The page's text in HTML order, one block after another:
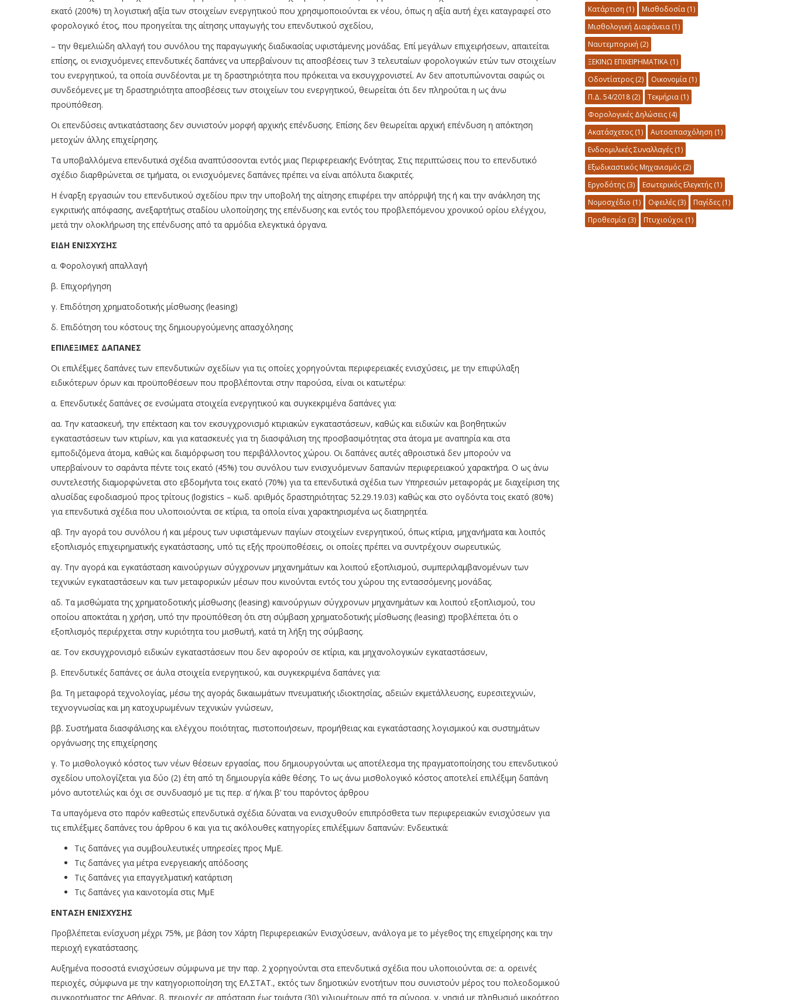
εκατό (200%) τη λογιστική αξία των στοιχείων ενεργητικού που χρησιμοποιούνται εκ νέου, όπως η αξία αυτή έχει καταγραφεί στο
φορολογικό έτος, που προηγείται της αίτησης υπαγωγής του επενδυτικού σχεδίου,
– την θεμελιώδη αλλαγή του συνόλου της παραγωγικής διαδικασίας υφιστάμενης μονάδας. Επί μεγάλων επιχειρήσεων, απαιτείται
επίσης, οι ενισχυόμενες επενδυτικές δαπάνες να υπερβαίνουν τις αποσβέσεις των 3 τελευταίων φορολογικών ετών των στοιχείων
του ενεργητικού, τα οποία συνδέονται με τη δραστηριότητα που πρόκειται να εκσυγχρονιστεί. Αν δεν αποτυπώνονται σαφώς οι
συνδεόμενες με τη δραστηριότητα αποσβέσεις των στοιχείων του ενεργητικού, θεωρείται ότι δεν πληρούται η ως άνω
προϋπόθεση.
Οι επενδύσεις αντικατάστασης δεν συνιστούν μορφή αρχικής επένδυσης. Επίσης δεν θεωρείται αρχική επένδυση η απόκτηση
μετοχών άλλης επιχείρησης.
Τα υποβαλλόμενα επενδυτικά σχέδια αναπτύσσονται εντός μιας Περιφερειακής Ενότητας. Στις περιπτώσεις που το επενδυτικό
σχέδιο διαρθρώνεται σε τμήματα, οι ενισχυόμενες δαπάνες πρέπει να είναι απόλυτα διακριτές.
Η έναρξη εργασιών του επενδυτικού σχεδίου πριν την υποβολή της αίτησης επιφέρει την απόρριψή της ή και την ανάκληση της
εγκριτικής απόφασης, ανεξαρτήτως σταδίου υλοποίησης της επένδυσης και εντός του προβλεπόμενου χρονικού ορίου ελέγχου,
μετά την ολοκλήρωση της επένδυσης από τα αρμόδια ελεγκτικά όργανα.
ΕΙΔΗ ΕΝΙΣΧΥΣΗΣ
α. Φορολογική απαλλαγή
β. Επιχορήγηση
γ. Επιδότηση χρηματοδοτικής μίσθωσης (leasing)
δ. Επιδότηση του κόστους της δημιουργούμενης απασχόλησης
ΕΠΙΛΕΞΙΜΕΣ ΔΑΠΑΝΕΣ
Οι επιλέξιμες δαπάνες των επενδυτικών σχεδίων για τις οποίες χορηγούνται περιφερειακές ενισχύσεις, με την επιφύλαξη
ειδικότερων όρων και προϋποθέσεων που προβλέπονται στην παρούσα, είναι οι κατωτέρω:
α. Επενδυτικές δαπάνες σε ενσώματα στοιχεία ενεργητικού και συγκεκριμένα δαπάνες για:
αα. Την κατασκευή, την επέκταση και τον εκσυγχρονισμό κτιριακών εγκαταστάσεων, καθώς και ειδικών και βοηθητικών
εγκαταστάσεων των κτιρίων, και για κατασκευές για τη διασφάλιση της προσβασιμότητας στα άτομα με αναπηρία και στα
εμποδιζόμενα άτομα, καθώς και διαμόρφωση του περιβάλλοντος χώρου. Οι δαπάνες αυτές αθροιστικά δεν μπορούν να
υπερβαίνουν το σαράντα πέντε τοις εκατό (45%) του συνόλου των ενισχυόμενων δαπανών περιφερειακού χαρακτήρα. Ο ως άνω
συντελεστής διαμορφώνεται στο εβδομήντα τοις εκατό (70%) για τα επενδυτικά σχέδια των Υπηρεσιών μεταφοράς με διαχείριση της
αλυσίδας εφοδιασμού προς τρίτους (logistics – κωδ. αριθμός δραστηριότητας: 52.29.19.03) καθώς και στο ογδόντα τοις εκατό (80%)
για επενδυτικά σχέδια που υλοποιούνται σε κτίρια, τα οποία είναι χαρακτηρισμένα ως διατηρητέα.
αβ. Την αγορά του συνόλου ή και μέρους των υφιστάμενων παγίων στοιχείων ενεργητικού, όπως κτίρια, μηχανήματα και λοιπός
εξοπλισμός επιχειρηματικής εγκατάστασης, υπό τις εξής προϋποθέσεις, οι οποίες πρέπει να συντρέχουν σωρευτικώς.
αγ. Την αγορά και εγκατάσταση καινούργιων σύγχρονων μηχανημάτων και λοιπού εξοπλισμού, συμπεριλαμβανομένων των
τεχνικών εγκαταστάσεων και των μεταφορικών μέσων που κινούνται εντός του χώρου της εντασσόμενης μονάδας.
αδ. Τα μισθώματα της χρηματοδοτικής μίσθωσης (leasing) καινούργιων σύγχρονων μηχανημάτων και λοιπού εξοπλισμού, του
οποίου αποκτάται η χρήση, υπό την προϋπόθεση ότι στη σύμβαση χρηματοδοτικής μίσθωσης (leasing) προβλέπεται ότι ο
εξοπλισμός περιέρχεται στην κυριότητα του μισθωτή, κατά τη λήξη της σύμβασης.
αε. Τον εκσυγχρονισμό ειδικών εγκαταστάσεων που δεν αφορούν σε κτίρια, και μηχανολογικών εγκαταστάσεων,
β. Επενδυτικές δαπάνες σε άυλα στοιχεία ενεργητικού, και συγκεκριμένα δαπάνες για:
βα. Τη μεταφορά τεχνολογίας, μέσω της αγοράς δικαιωμάτων πνευματικής ιδιοκτησίας, αδειών εκμετάλλευσης, ευρεσιτεχνιών,
τεχνογνωσίας και μη κατοχυρωμένων τεχνικών γνώσεων,
ββ. Συστήματα διασφάλισης και ελέγχου ποιότητας, πιστοποιήσεων, προμήθειας και εγκατάστασης λογισμικού και συστημάτων
οργάνωσης της επιχείρησης
γ. Το μισθολογικό κόστος των νέων θέσεων εργασίας, που δημιουργούνται ως αποτέλεσμα της πραγματοποίησης του επενδυτικού
σχεδίου υπολογίζεται για δύο (2) έτη από τη δημιουργία κάθε θέσης. Το ως άνω μισθολογικό κόστος αποτελεί επιλέξιμη δαπάνη
μόνο αυτοτελώς και όχι σε συνδυασμό με τις περ. α’ ή/και β’ του παρόντος άρθρου
Τα υπαγόμενα στο παρόν καθεστώς επενδυτικά σχέδια δύναται να ενισχυθούν επιπρόσθετα των περιφερειακών ενισχύσεων για
τις επιλέξιμες δαπάνες του άρθρου 6 και για τις ακόλουθες κατηγορίες επιλέξιμων δαπανών: Ενδεικτικά:
Τις δαπάνες για συμβουλευτικές υπηρεσίες προς ΜμΕ.
Τις δαπάνες για μέτρα ενεργειακής απόδοσης
Τις δαπάνες για επαγγελματική κατάρτιση
Τις δαπάνες για καινοτομία στις ΜμΕ
ΕΝΤΑΣΗ ΕΝΙΣΧΥΣΗΣ
Προβλέπεται ενίσχυση μέχρι 75%, με βάση τον Χάρτη Περιφερειακών Ενισχύσεων, ανάλογα με το μέγεθος της επιχείρησης και την
περιοχή εγκατάστασης.
Αυξημένα ποσοστά ενισχύσεων σύμφωνα με την παρ. 2 χορηγούνται στα επενδυτικά σχέδια που υλοποιούνται σε: α. ορεινές
περιοχές, σύμφωνα με την κατηγοριοποίηση της ΕΛ.ΣΤΑΤ., εκτός των δημοτικών ενοτήτων που συνιστούν μέρος του πολεοδομικού
συγκροτήματος της Αθήνας, β. περιοχές σε απόσταση έως τριάντα (30) χιλιομέτρων από τα σύνορα, γ. νησιά με πληθυσμό μικρότερο
Κατάρτιση (1) Μισθοδοσία (1)
Μισθολογική Διαφάνεια (1)
Ναυτεμπορική (2)
ΞΕΚΙΝΩ ΕΠΙΧΕΙΡΗΜΑΤΙΚΑ (1)
Οδοντίατρος (2) Οικονομία (1)
Π.Δ. 54/2018 (2) Τεκμήρια (1)
Φορολογικές Δηλώσεις (4)
Ακατάσχετος (1) Αυτοαπασχόληση (1)
Ενδοομιλικές Συναλλαγές (1)
Εξωδικαστικός Μηχανισμός (2)
Εργοδότης (3) Εσωτερικός Ελεγκτής (1)
Νομοσχέδιο (1) Οφειλές (3) Παγίδες (1)
Προθεσμία (3) Πτυχιούχοι (1)